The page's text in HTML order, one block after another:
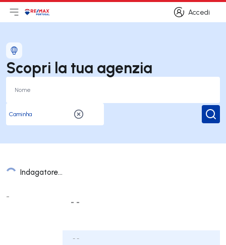
Accedi
Accedi
Apri il menu principale
LogoVai alla homepage
Scopri la tua agenzia
Indagatore...
Elenco Uffici
-
- -
- -